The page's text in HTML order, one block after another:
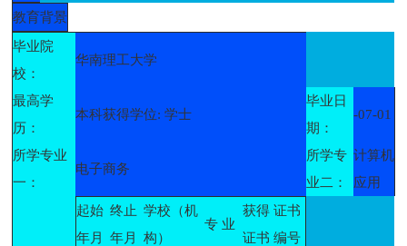
教育背景
毕业院
校：
华南理工大学
最高学
历：
本科获得学位: 学士
毕业日
期：
-07-01
所学专业
一：
电子商务
所学专
业二：
计算机
应用
起始
年月
终止
年月
学校（机
构）
专 业
获得
证书
证书
编号